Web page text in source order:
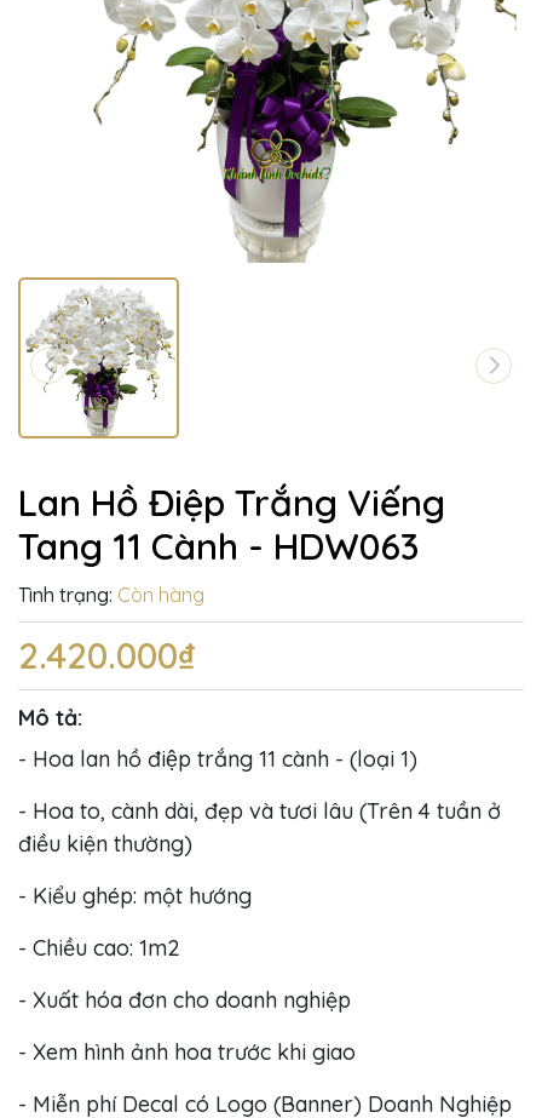
Lan Hồ Điệp Trắng Viếng
Tang 11 Cành - HDW063
Tình trạng: Còn hàng
2.420.000₫
Mô tả:
- Hoa lan hồ điệp trắng 11 cành - (loại 1)
- Hoa to, cành dài, đẹp và tươi lâu (Trên 4 tuần ở
điều kiện thường)
- Kiểu ghép: một hướng
- Chiều cao: 1m2
- Xuất hóa đơn cho doanh nghiệp
- Xem hình ảnh hoa trước khi giao
- Miễn phí Decal có Logo (Banner) Doanh Nghiệp